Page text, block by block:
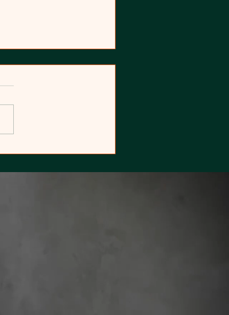
z szeroką